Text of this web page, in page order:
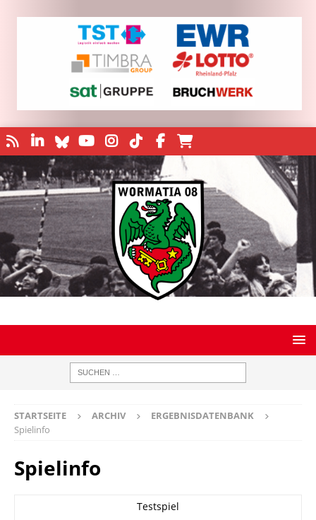
STARTSEITE ARCHIV
ERGEBNISDATENBANK
Spielinfo
Spielinfo
Testspiel